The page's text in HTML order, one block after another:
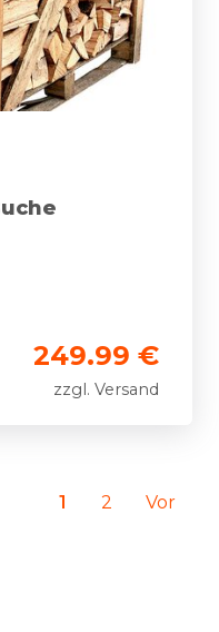
249.99 €
zzgl. Versand
1 2 Vor